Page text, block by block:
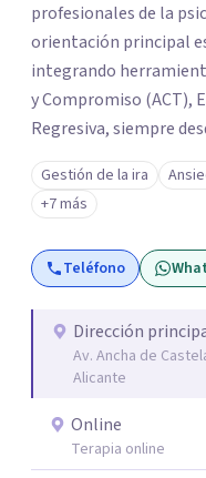
profesionales de la
orientación principal
integrando
y Compromiso (ACT),
Regresiva, siempre
respetuoso y
acompaño procesos
del alma orientados al
sentido, el
objetivo es ayudar a
necesarios para vivir
Gestión de la ira
+7 más
Teléfono
Dirección
Av. Ancha de
Alicante
Online
Terapia online